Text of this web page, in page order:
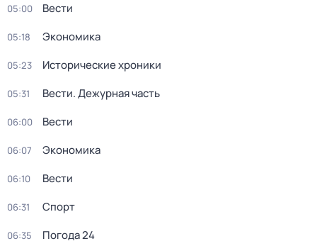
05:00 Вести
05:18 Экономика
05:23 Исторические хроники
05:31 Вести. Дежурная часть
06:00 Вести
06:07 Экономика
06:10 Вести
06:31 Спорт
06:35 Погода 24